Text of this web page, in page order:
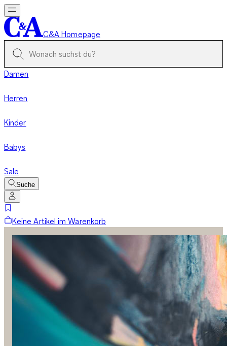
C&A Homepage
Damen
Herren
Kinder
Babys
Sale
Suche
Keine Artikel im Warenkorb